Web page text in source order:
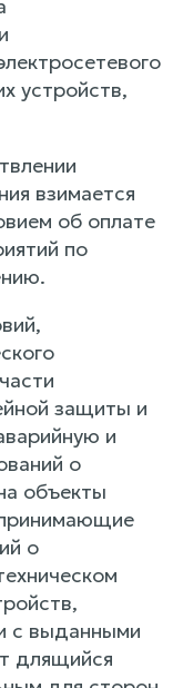
устройств,
взимается
об оплате
по
защиты и
и
о
объекты
о
с выданными
длящийся